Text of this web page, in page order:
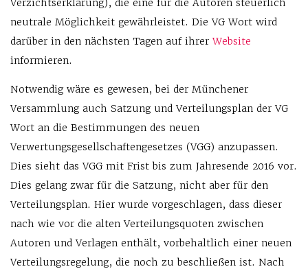
Verzichtserklärung), die eine für die Autoren steuerlich
neutrale Möglichkeit gewährleistet. Die VG Wort wird
darüber in den nächsten Tagen auf ihrerWebsite
informieren.
Notwendig wäre es gewesen, bei der Münchener
Versammlung auch Satzung und Verteilungsplan der VG
Wort an die Bestimmungen des neuen
Verwertungsgesellschaftengesetzes (VGG) anzupassen.
Dies sieht das VGG mit Frist bis zum Jahresende 2016 vor.
Dies gelang zwar für die Satzung, nicht aber für den
Verteilungsplan. Hier wurde vorgeschlagen, dass dieser
nach wie vor die alten Verteilungsquoten zwischen
Autoren und Verlagen enthält, vorbehaltlich einer neuen
Verteilungsregelung, die noch zu beschließen ist. Nach